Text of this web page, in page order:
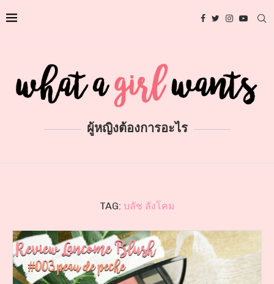
ผู้หญิงต้องการอะไร
TAG: บลัช ลังโคม